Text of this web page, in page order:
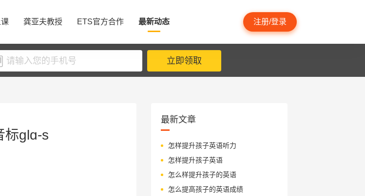
龚亚夫教授 ETS官方合作 最新动态 注册/登录
立即领取
标ɡlɑ-s
最新文章
怎样提升孩子英语听力
怎样提升孩子英语
怎么样提升孩子的英语
怎么提高孩子的英语成绩